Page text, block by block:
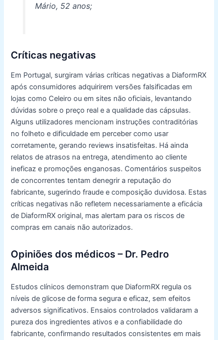
Mário, 52 anos;
Críticas negativas
Em Portugal, surgiram várias críticas negativas a DiaformRX
após consumidores adquirirem versões falsificadas em
lojas como Celeiro ou em sites não oficiais, levantando
dúvidas sobre o preço real e a qualidade das cápsulas.
Alguns utilizadores mencionam instruções contraditórias
no folheto e dificuldade em perceber como usar
corretamente, gerando reviews insatisfeitas. Há ainda
relatos de atrasos na entrega, atendimento ao cliente
ineficaz e promoções enganosas. Comentários suspeitos
de concorrentes tentam denegrir a reputação do
fabricante, sugerindo fraude e composição duvidosa. Estas
críticas negativas não refletem necessariamente a eficácia
de DiaformRX original, mas alertam para os riscos de
compras em canais não autorizados.
Opiniões dos médicos – Dr. Pedro
Almeida
Estudos clínicos demonstram que DiaformRX regula os
níveis de glicose de forma segura e eficaz, sem efeitos
adversos significativos. Ensaios controlados validaram a
pureza dos ingredientes ativos e a confiabilidade do
fabricante, confirmando resultados consistentes em mais